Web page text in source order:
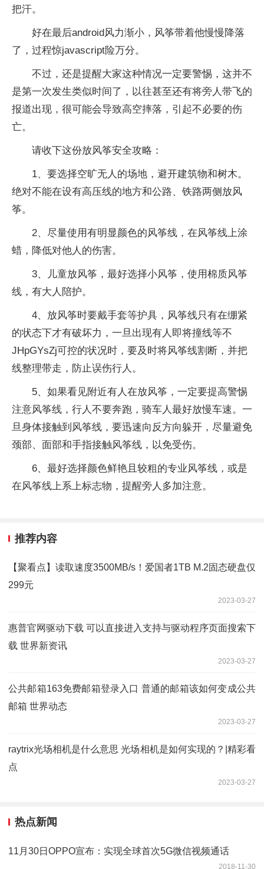
把汗。
好在最后android风力渐小，风筝带着他慢慢降落
了，过程惊javascript险万分。
不过，还是提醒大家这种情况一定要警惕，这并不
是第一次发生类似时间了，以往甚至还有将旁人带飞的
报道出现，很可能会导致高空摔落，引起不必要的伤
亡。
请收下这份放风筝安全攻略：
1、要选择空旷无人的场地，避开建筑物和树木。
绝对不能在设有高压线的地方和公路、铁路两侧放风
筝。
2、尽量使用有明显颜色的风筝线，在风筝线上涂
蜡，降低对他人的伤害。
3、儿童放风筝，最好选择小风筝，使用棉质风筝
线，有大人陪护。
4、放风筝时要戴手套等护具，风筝线只有在绷紧
的状态下才有破坏力，一旦出现有人即将撞线等不
JHpGYsZj可控的状况时，要及时将风筝线割断，并把
线整理带走，防止误伤行人。
5、如果看见附近有人在放风筝，一定要提高警惕
注意风筝线，行人不要奔跑，骑车人最好放慢车速。一
旦身体接触到风筝线，要迅速向反方向躲开，尽量避免
颈部、面部和手指接触风筝线，以免受伤。
6、最好选择颜色鲜艳且较粗的专业风筝线，或是
在风筝线上系上标志物，提醒旁人多加注意。
推荐内容
【聚看点】读取速度3500MB/s！爱国者1TB M.2固态硬盘仅
299元
2023-03-27
惠普官网驱动下载 可以直接进入支持与驱动程序页面搜索下
载 世界新资讯
2023-03-27
公共邮箱163免费邮箱登录入口 普通的邮箱该如何变成公共
邮箱 世界动态
2023-03-27
raytrix光场相机是什么意思 光场相机是如何实现的？|精彩看
点
2023-03-27
热点新闻
11月30日OPPO宣布：实现全球首次5G微信视频通话
2018-11-30